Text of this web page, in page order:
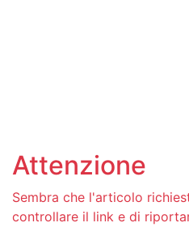
Attenzione
Sembra che l'articolo
controllare il link e di